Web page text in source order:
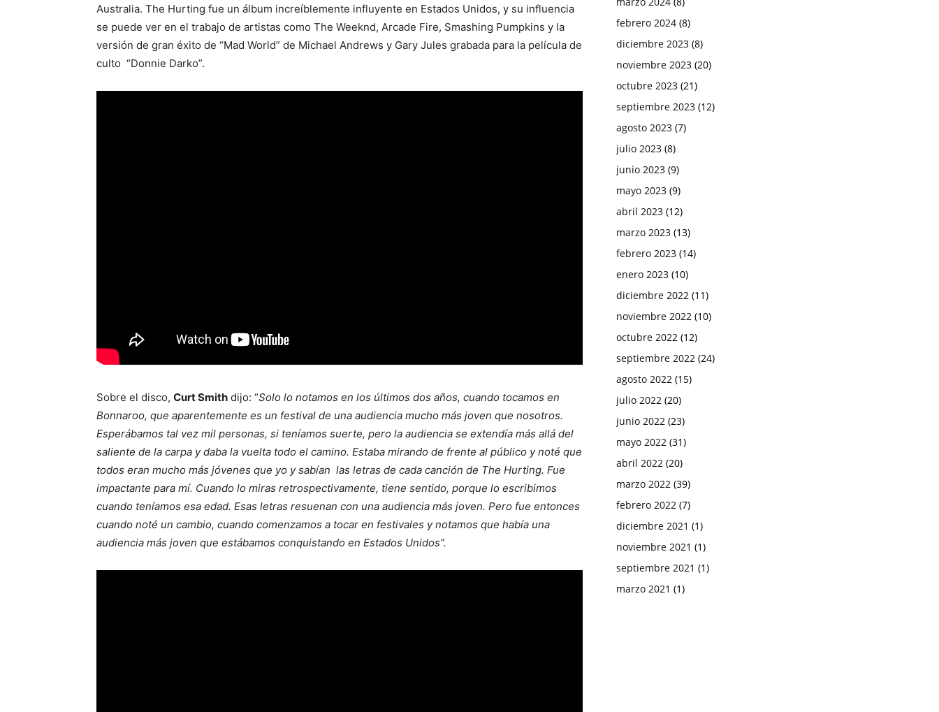
Australia. The Hurting fue un álbum increíblemente influyente en Estados Unidos, y su influencia
se puede ver en el trabajo de artistas como The Weeknd, Arcade Fire, Smashing Pumpkins y la
versión de gran éxito de “Mad World” de Michael Andrews y Gary Jules grabada para la película de
culto “Donnie Darko”.
Sobre el disco, Curt Smith dijo: “Solo lo notamos en los últimos dos años, cuando tocamos en
Bonnaroo, que aparentemente es un festival de una audiencia mucho más joven que nosotros.
Esperábamos tal vez mil personas, si teníamos suerte, pero la audiencia se extendía más allá del
saliente de la carpa y daba la vuelta todo el camino. Estaba mirando de frente al público y noté que
todos eran mucho más jóvenes que yo y sabían las letras de cada canción de The Hurting. Fue
impactante para mí. Cuando lo miras retrospectivamente, tiene sentido, porque lo escribimos
cuando teníamos esa edad. Esas letras resuenan con una audiencia más joven. Pero fue entonces
cuando noté un cambio, cuando comenzamos a tocar en festivales y notamos que había una
audiencia más joven que estábamos conquistando en Estados Unidos”.
febrero 2024 (8)
diciembre 2023 (8)
noviembre 2023 (20)
octubre 2023 (21)
septiembre 2023 (12)
agosto 2023 (7)
julio 2023 (8)
junio 2023 (9)
mayo 2023 (9)
abril 2023 (12)
marzo 2023 (13)
febrero 2023 (14)
enero 2023 (10)
diciembre 2022 (11)
noviembre 2022 (10)
octubre 2022 (12)
septiembre 2022 (24)
agosto 2022 (15)
julio 2022 (20)
junio 2022 (23)
mayo 2022 (31)
abril 2022 (20)
marzo 2022 (39)
febrero 2022 (7)
diciembre 2021 (1)
noviembre 2021 (1)
septiembre 2021 (1)
marzo 2021 (1)